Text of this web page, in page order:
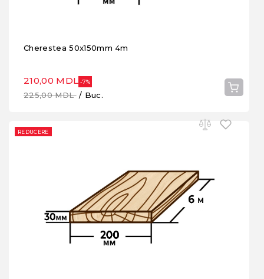
Cherestea 50x150mm 4m
210,00 MDL -7%
225,00 MDL/ Buc.
REDUCERE